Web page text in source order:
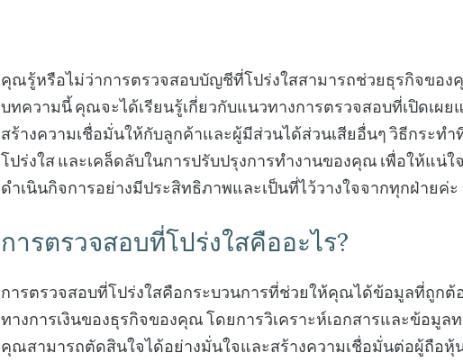
คุณรู้หรือไม่ว่าการตรวจสอบบัญชีที่โปร่งใสสามารถช่วยธุรกิจของ
บทความนี้ คุณจะได้เรียนรู้เกี่ยวกับแนวทางการตรวจสอบที่เปิดเผย
สร้างความเชื่อมั่นให้กับลูกค้าและผู้มีส่วนได้ส่วนเสียอื่นๆ วิธีกระทำ
โปร่งใส และเคล็ดลับในการปรับปรุงการทำงานของคุณ เพื่อให้แน่
ดำเนินกิจการอย่างมีประสิทธิภาพและเป็นที่ไว้วางใจจากทุกฝ่ายค่ะ
การตรวจสอบที่โปร่งใสคืออะไร?
การตรวจสอบที่โปร่งใสคือกระบวนการที่ช่วยให้คุณได้ข้อมูลที่ถูกต้
ทางการเงินของธุรกิจของคุณ โดยการวิเคราะห์เอกสารและข้อมูลท
คุณสามารถตัดสินใจได้อย่างมั่นใจและสร้างความเชื่อมั่นต่อผู้ถือ